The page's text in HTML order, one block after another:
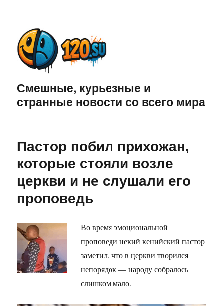
Смешные, курьезные и
странные новости со всего мира
Пастор побил прихожан,
которые стояли возле
церкви и не слушали его
проповедь
Во время эмоциональной
проповеди некий кенийский пастор
заметил, что в церкви творился
непорядок — народу собралось
слишком мало.